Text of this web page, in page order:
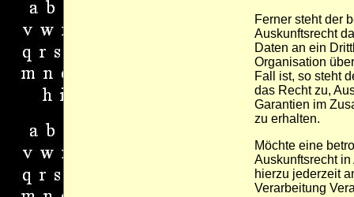
Ferner steht der
Auskunftsrecht
Daten an ein
Organisation
Fall ist, so steht
das Recht zu,
Garantien im
zu erhalten.
Möchte eine
Auskunftsrecht
hierzu jederzeit
Verarbeitung